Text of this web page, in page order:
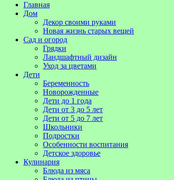
Главная
Дом
Декор своими руками
Новая жизнь старых вещей
Сад и огород
Грядки
Ландшафтный дизайн
Уход за цветами
Дети
Беременность
Новорожденные
Дети до 1 года
Дети от 3 до 5 лет
Дети от 5 до 7 лет
Школьники
Подростки
Особенности воспитания
Детское здоровье
Кулинария
Блюда из мяса